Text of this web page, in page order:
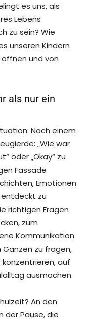
es uns, als
Lebens
zu sein? Wie
unseren Kindern
und von
als nur ein
Nach einem
„Wie war
oder „Okay“ zu
Fassade
Emotionen
entdeckt zu
richtigen Fragen
zum
Kommunikation
zu fragen,
auf
ausmachen.
An den
der Pause, die